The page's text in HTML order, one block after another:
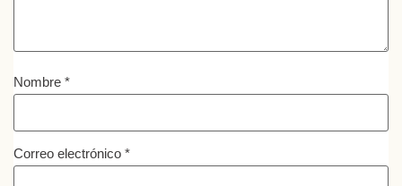
Nombre *
Correo electrónico *